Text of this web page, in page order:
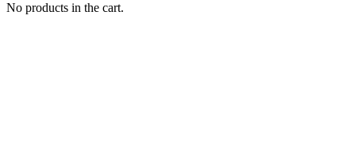
No products in the cart.